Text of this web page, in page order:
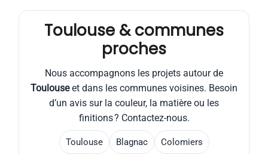
Toulouse & communes
proches
Nous accompagnons les projets autour de
Toulouseet dans les communes voisines. Besoin
d’un avis sur la couleur, la matière ou les
finitions ? Contactez-nous.
Toulouse Blagnac Colomiers